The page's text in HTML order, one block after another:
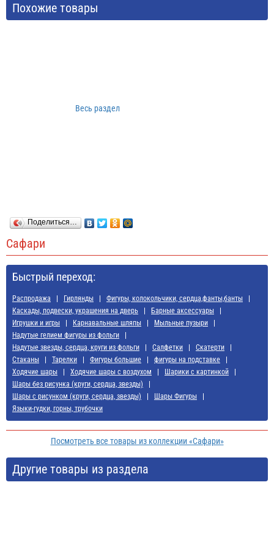
Похожие товары
Весь раздел
Поделиться…
Сафари
Быстрый переход:
Распродажа Гирлянды
Фигуры, колокольчики, сердца,фанты,банты
Каскады, подвески, украшения на дверь
Барные аксессуары
Игрушки и игры
Карнавальные шляпы
Мыльные пузыри
Надутые гелием фигуры из фольги
Надутые звезды, сердца, круги из фольги
Салфетки
Скатерти
Стаканы
Тарелки Фигуры большие
фигуры на подставке
Ходячие шары
Ходячие шары с воздухом
Шарики с картинкой
Шары без рисунка (круги, сердца, звезды)
Шары с рисунком (круги, сердца, звезды)
Шары Фигуры
Языки-гудки, горны, трубочки
Посмотреть все товары из коллекции «Сафари»
Другие товары из раздела